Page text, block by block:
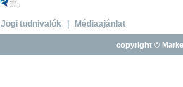
Jogi tudnivalók Médiaajánlat
copyright ©